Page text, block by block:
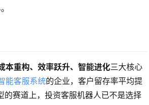
。
本重构、效率跃升、智能进化三大核心
能客服系统的企业，客户留存率平均提
的赛道上，投资客服机器人已不是选择